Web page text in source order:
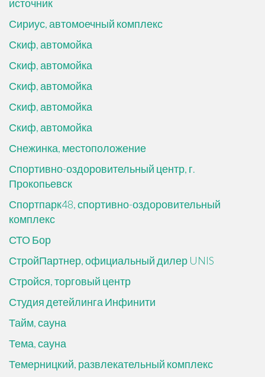
источник
Сириус, автомоечный комплекс
Скиф, автомойка
Скиф, автомойка
Скиф, автомойка
Скиф, автомойка
Скиф, автомойка
Снежинка, местоположение
Спортивно-оздоровительный центр, г.
Прокопьевск
Спортпарк48, спортивно-оздоровительный
комплекс
СТО Бор
СтройПартнер, официальный дилер UNIS
Стройся, торговый центр
Студия детейлинга Инфинити
Тайм, сауна
Тема, сауна
Темерницкий, развлекательный комплекс